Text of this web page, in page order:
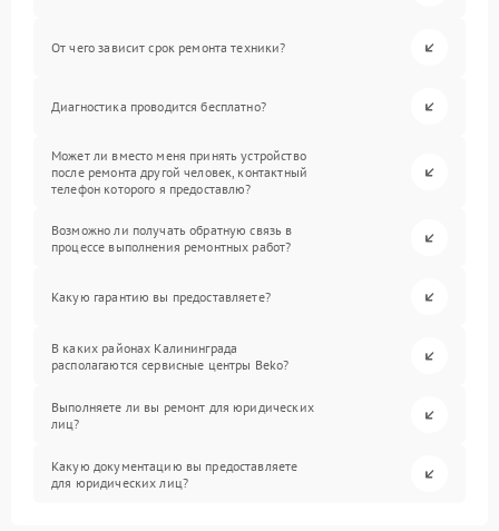
От чего зависит срок ремонта техники?
Диагностика проводится бесплатно?
Может ли вместо меня принять устройство
после ремонта другой человек, контактный
телефон которого я предоставлю?
Возможно ли получать обратную связь в
процессе выполнения ремонтных работ?
Какую гарантию вы предоставляете?
В каких районах Калининграда
располагаются сервисные центры Beko?
Выполняете ли вы ремонт для юридических
лиц?
Какую документацию вы предоставляете
для юридических лиц?